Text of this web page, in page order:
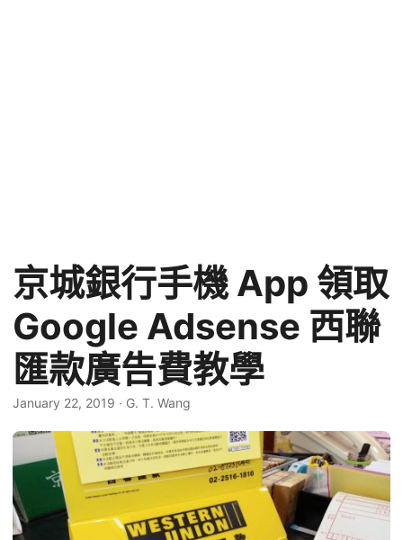
京城銀行手機 App 領取
Google Adsense 西聯
匯款廣告費教學
January 22, 2019 · G. T. Wang